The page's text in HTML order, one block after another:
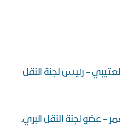
- رئيس لجنة النقل